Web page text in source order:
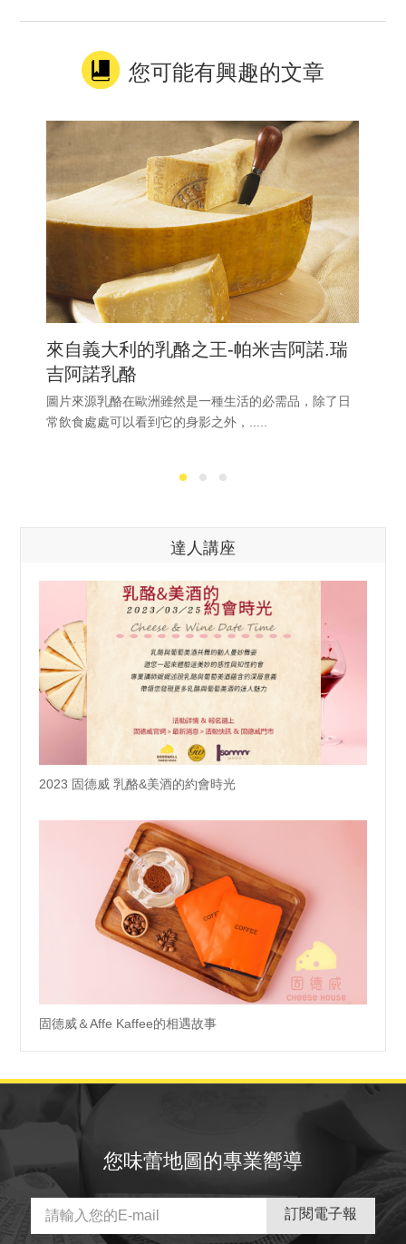
您可能有興趣的文章
來自義大利的乳酪之王-帕米吉阿諾.瑞
吉阿諾乳酪
圖片來源乳酪在歐洲雖然是一種生活的必需品，除了日
常飲食處處可以看到它的身影之外，.....
達人講座
2023 固德威 乳酪&美酒的約會時光
固德威＆Affe Kaffee的相遇故事
您味蕾地圖的專業嚮導